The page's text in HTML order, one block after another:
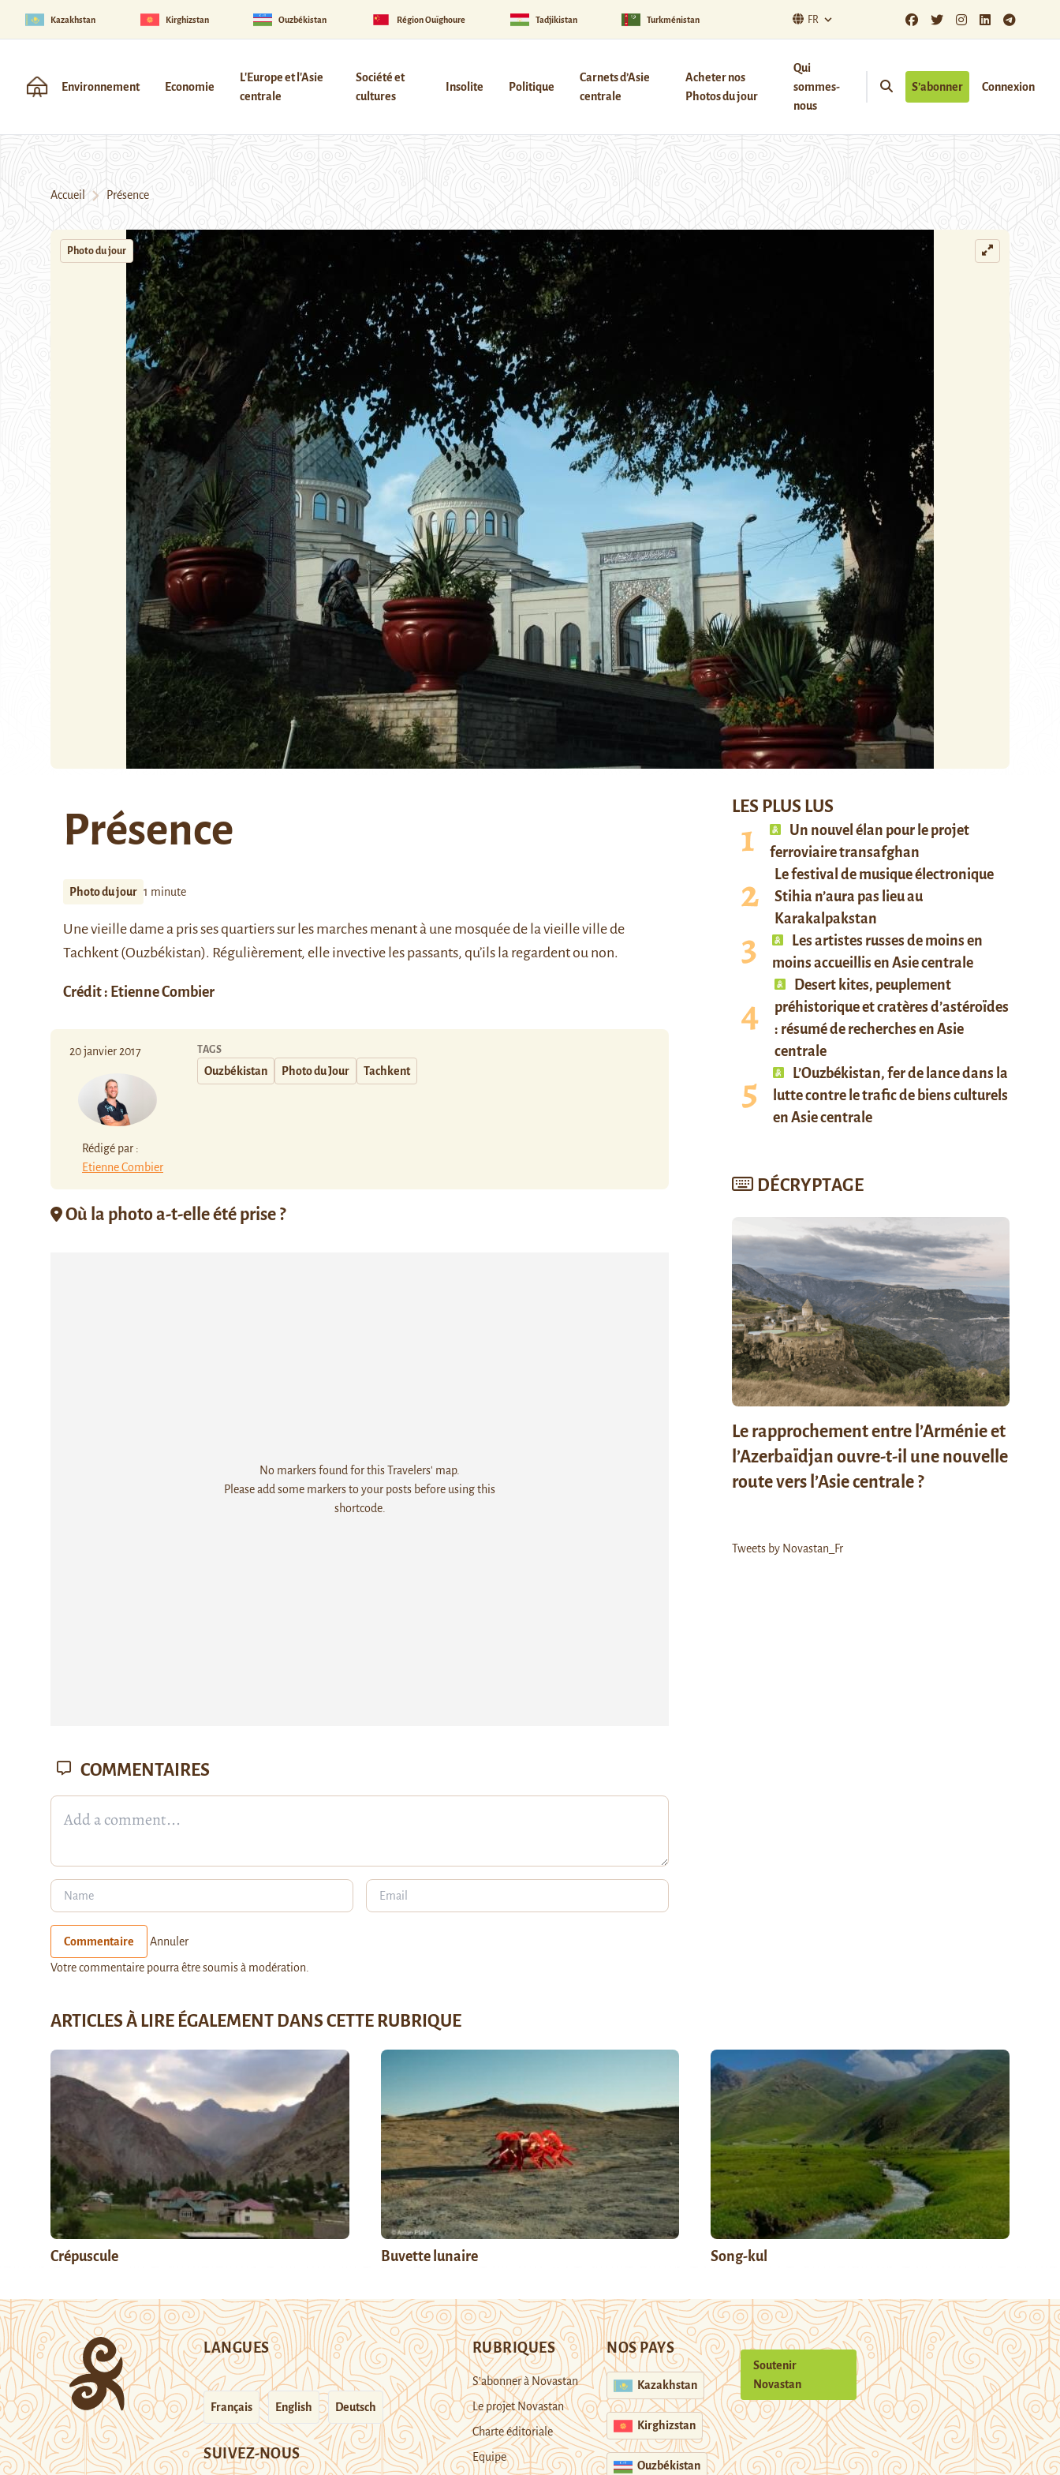
Kazakhstan Kirghizstan Ouzbékistan Région Ouïghoure Tadjikistan Turkménistan FR
Environnement Economie
L'Europe et l'Asie
centrale
Société et
cultures
Insolite Politique
Carnets d’Asie
centrale
Acheter nos
Photos du jour
Qui
sommes-
nous
S’abonner Connexion
Accueil Présence
Photo du jour
Présence
Photo du jour 1 minute
Une vieille dame a pris ses quartiers sur les marches menant à une mosquée de la vieille ville de
Tachkent (Ouzbékistan). Régulièrement, elle invective les passants, qu’ils la regardent ou non.
Crédit : Etienne Combier
20 janvier 2017
Rédigé par :
Etienne Combier
TAGS
Ouzbékistan Photo du Jour Tachkent
Où la photo a-t-elle été prise ?
No markers found for this Travelers' map.
Please add some markers to your posts before using this
shortcode.
LES PLUS LUS
Un nouvel élan pour le projet
ferroviaire transafghan
Le festival de musique électronique
Stihia n’aura pas lieu au
Karakalpakstan
Les artistes russes de moins en
moins accueillis en Asie centrale
Desert kites, peuplement
préhistorique et cratères d’astéroïdes
: résumé de recherches en Asie
centrale
L’Ouzbékistan, fer de lance dans la
lutte contre le trafic de biens culturels
en Asie centrale
DÉCRYPTAGE
Le rapprochement entre l’Arménie et
l’Azerbaïdjan ouvre-t-il une nouvelle
route vers l’Asie centrale ?
Tweets by Novastan_Fr
COMMENTAIRES
Commentaire Annuler
Votre commentaire pourra être soumis à modération.
ARTICLES À LIRE ÉGALEMENT DANS CETTE RUBRIQUE
Crépuscule Buvette lunaire Song-kul
LANGUES
Français English Deutsch
SUIVEZ-NOUS
RUBRIQUES
S’abonner à Novastan
Le projet Novastan
Charte éditoriale
Equipe
NOS PAYS
Kazakhstan
Kirghizstan
Ouzbékistan
Soutenir
Novastan